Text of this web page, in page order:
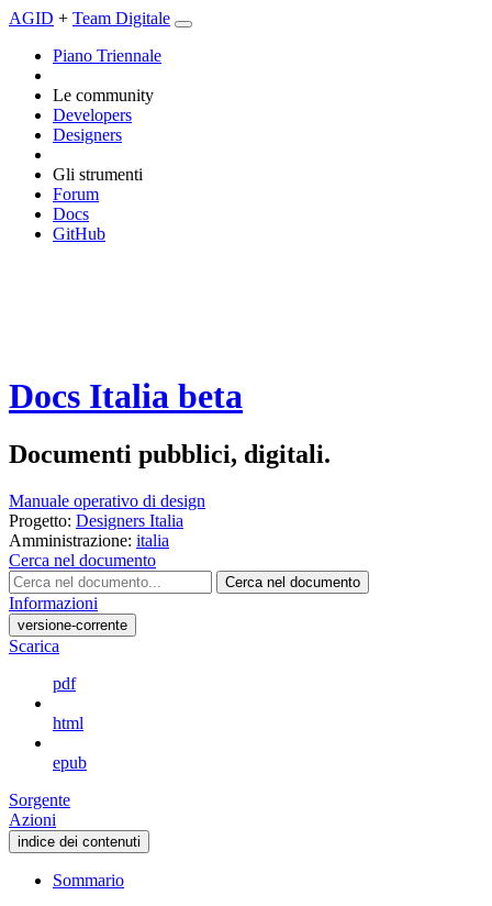
AGID + Team Digitale
Piano Triennale
Le community
Developers
Designers
Gli strumenti
Forum
Docs
GitHub
Docs Italia beta
Documenti pubblici, digitali.
Manuale operativo di design
Progetto: Designers Italia
Amministrazione: italia
Cerca nel documento
Cerca nel documento
Informazioni
versione-corrente
Scarica
pdf
html
epub
Sorgente
Azioni
indice dei contenuti
Sommario